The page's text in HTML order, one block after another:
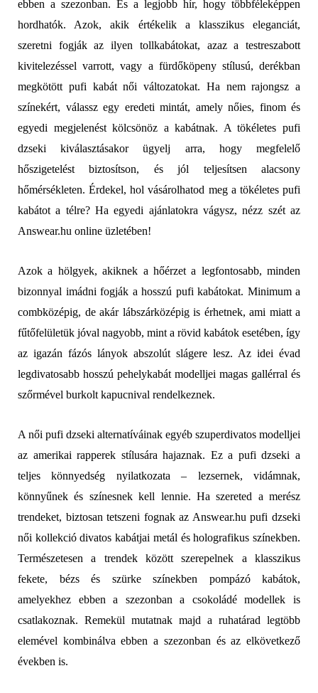
ebben a szezonban. És a legjobb hír, hogy többféleképpen
hordhatók. Azok, akik értékelik a klasszikus eleganciát,
szeretni fogják az ilyen tollkabátokat, azaz a testreszabott
kivitelezéssel varrott, vagy a fürdőköpeny stílusú, derékban
megkötött pufi kabát női változatokat. Ha nem rajongsz a
színekért, válassz egy eredeti mintát, amely nőies, finom és
egyedi megjelenést kölcsönöz a kabátnak. A tökéletes pufi
dzseki kiválasztásakor ügyelj arra, hogy megfelelő
hőszigetelést biztosítson, és jól teljesítsen alacsony
hőmérsékleten. Érdekel, hol vásárolhatod meg a tökéletes pufi
kabátot a télre? Ha egyedi ajánlatokra vágysz, nézz szét az
Answear.hu online üzletében!
Azok a hölgyek, akiknek a hőérzet a legfontosabb, minden
bizonnyal imádni fogják a hosszú pufi kabátokat. Minimum a
combközépig, de akár lábszárközépig is érhetnek, ami miatt a
fűtőfelületük jóval nagyobb, mint a rövid kabátok esetében, így
az igazán fázós lányok abszolút slágere lesz. Az idei évad
legdivatosabb hosszú pehelykabát modelljei magas gallérral és
szőrmével burkolt kapucnival rendelkeznek.
A női pufi dzseki alternatíváinak egyéb szuperdivatos modelljei
az amerikai rapperek stílusára hajaznak. Ez a pufi dzseki a
teljes könnyedség nyilatkozata – lezsernek, vidámnak,
könnyűnek és színesnek kell lennie. Ha szereted a merész
trendeket, biztosan tetszeni fognak az Answear.hu pufi dzseki
női kollekció divatos kabátjai metál és holografikus színekben.
Természetesen a trendek között szerepelnek a klasszikus
fekete, bézs és szürke színekben pompázó kabátok,
amelyekhez ebben a szezonban a csokoládé modellek is
csatlakoznak. Remekül mutatnak majd a ruhatárad legtöbb
elemével kombinálva ebben a szezonban és az elkövetkező
években is.